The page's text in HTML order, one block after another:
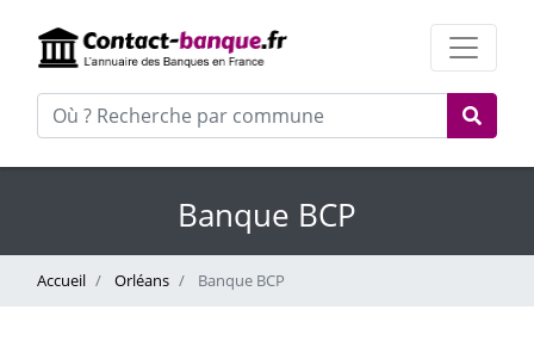
Banque BCP
Accueil Orléans Banque BCP